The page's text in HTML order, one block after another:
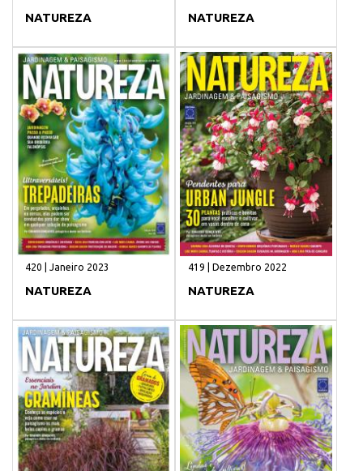
NATUREZA NATUREZA
420 | Janeiro 2023
NATUREZA
419 | Dezembro 2022
NATUREZA